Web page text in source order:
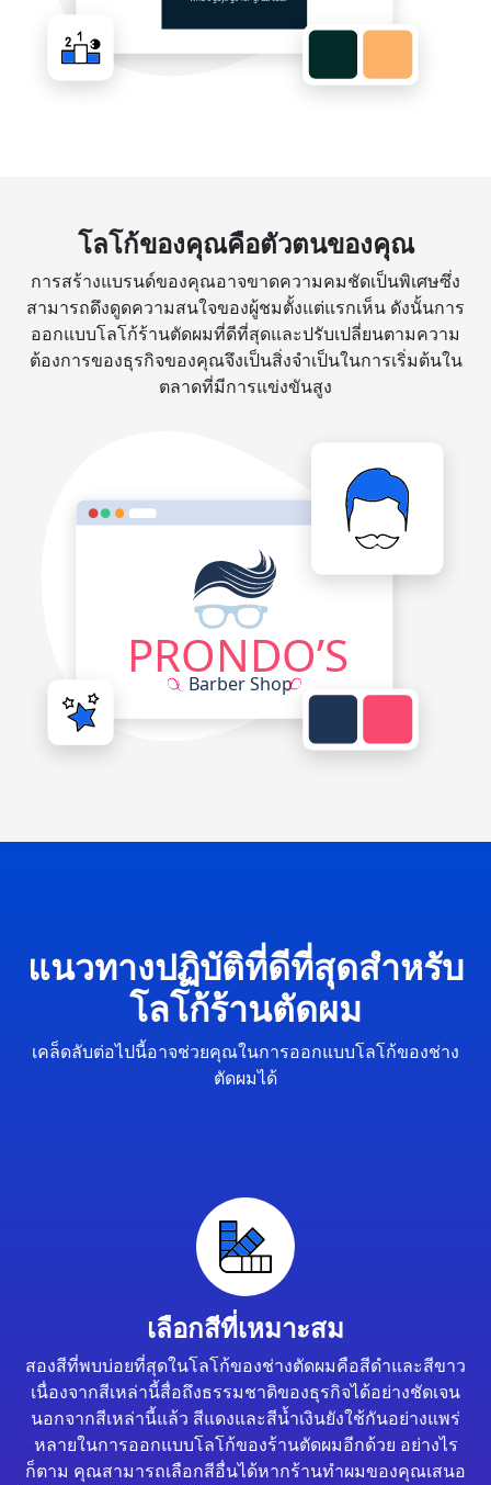
โลโก้ของคุณคือตัวตนของคุณ
การสร้างแบรนด์ของคุณอาจขาดความคมชัดเป็นพิเศษซึ่ง
สามารถดึงดูดความสนใจของผู้ชมตั้งแต่แรกเห็น ดังนั้นการ
ออกแบบโลโก้ร้านตัดผมที่ดีที่สุดและปรับเปลี่ยนตามความ
ต้องการของธุรกิจของคุณจึงเป็นสิ่งจำเป็นในการเริ่มต้นใน
ตลาดที่มีการแข่งขันสูง
แนวทางปฏิบัติที่ดีที่สุดสำหรับ
โลโก้ร้านตัดผม
เคล็ดลับต่อไปนี้อาจช่วยคุณในการออกแบบโลโก้ของช่าง
ตัดผมได้
เลือกสีที่เหมาะสม
สองสีที่พบบ่อยที่สุดในโลโก้ของช่างตัดผมคือสีดำและสีขาว
เนื่องจากสีเหล่านี้สื่อถึงธรรมชาติของธุรกิจได้อย่างชัดเจน
นอกจากสีเหล่านี้แล้ว สีแดงและสีน้ำเงินยังใช้กันอย่างแพร่
หลายในการออกแบบโลโก้ของร้านตัดผมอีกด้วย อย่างไร
ก็ตาม คุณสามารถเลือกสีอื่นได้หากร้านทำผมของคุณเสนอ